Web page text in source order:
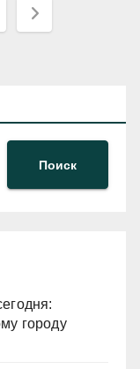
Поиск
городу